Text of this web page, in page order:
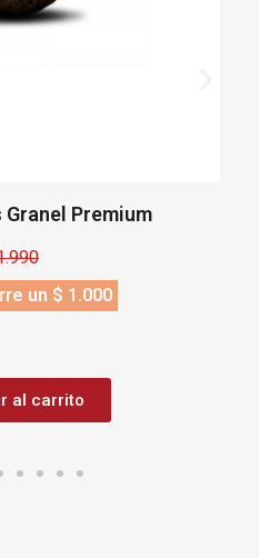
Premium
un $ 1.000
al carrito